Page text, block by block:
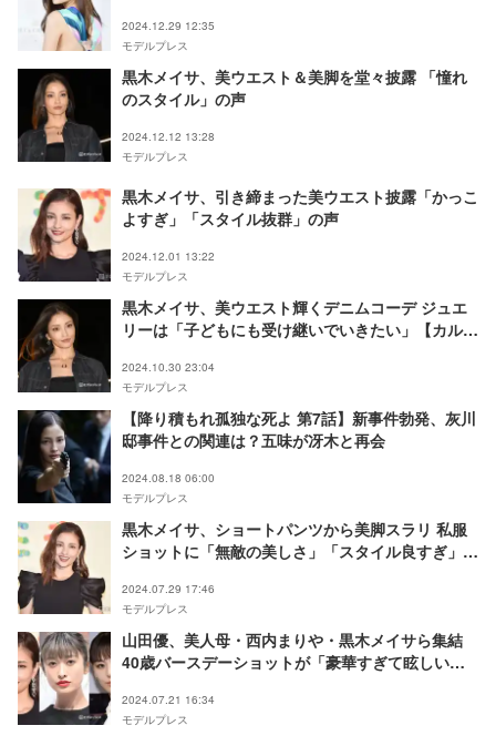
2024.12.29 12:35
モデルプレス
黒木メイサ、美ウエスト＆美脚を堂々披露 「憧れ
のスタイル」の声
2024.12.12 13:28
モデルプレス
黒木メイサ、引き締まった美ウエスト披露「かっこ
よすぎ」「スタイル抜群」の声
2024.12.01 13:22
モデルプレス
黒木メイサ、美ウエスト輝くデニムコーデ ジュエ
リーは「子どもにも受け継いでいきたい」【カルテ
ィ」】
2024.10.30 23:04
モデルプレス
【降り積もれ孤独な死よ 第7話】新事件勃発、灰川
邸事件との関連は？五味が冴木と再会
2024.08.18 06:00
モデルプレス
黒木メイサ、ショートパンツから美脚スラリ 私服
ショットに「無敵の美しさ」「スタイル良すぎ」と
2024.07.29 17:46
モデルプレス
山田優、美人母・西内まりや・黒木メイサら集結
40歳バースデーショットが「豪華すぎて眩しい」
2024.07.21 16:34
モデルプレス